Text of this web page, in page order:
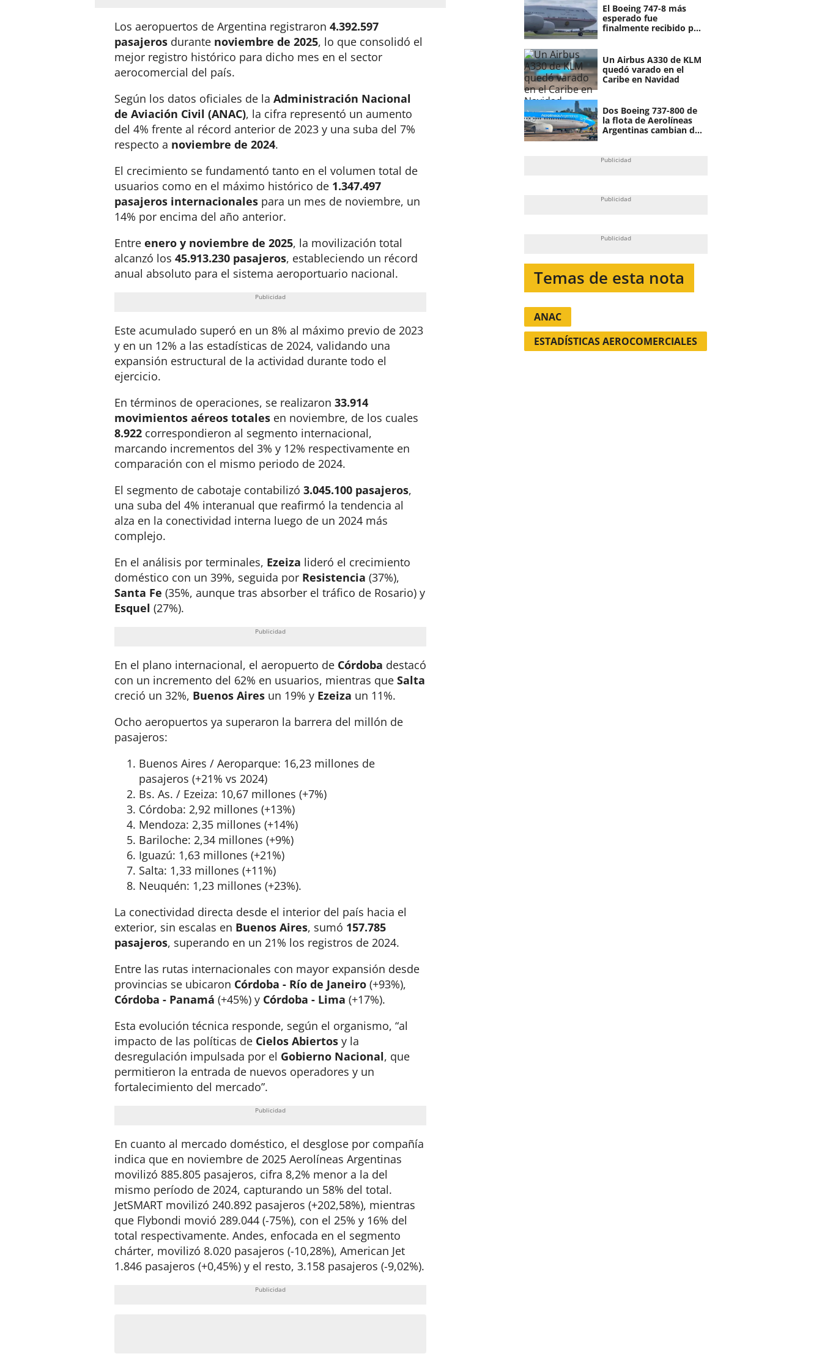
Los aeropuertos de Argentina registraron 4.392.597
pasajeros durante noviembre de 2025, lo que consolidó el
mejor registro histórico para dicho mes en el sector
aerocomercial del país.
Según los datos oficiales de la Administración Nacional
de Aviación Civil (ANAC), la cifra representó un aumento
del 4% frente al récord anterior de 2023 y una suba del 7%
respecto a noviembre de 2024.
El crecimiento se fundamentó tanto en el volumen total de
usuarios como en el máximo histórico de 1.347.497
pasajeros internacionales para un mes de noviembre, un
14% por encima del año anterior.
Entre enero y noviembre de 2025, la movilización total
alcanzó los 45.913.230 pasajeros, estableciendo un récord
anual absoluto para el sistema aeroportuario nacional.
Este acumulado superó en un 8% al máximo previo de 2023
y en un 12% a las estadísticas de 2024, validando una
expansión estructural de la actividad durante todo el
ejercicio.
En términos de operaciones, se realizaron 33.914
movimientos aéreos totales en noviembre, de los cuales
8.922 correspondieron al segmento internacional,
marcando incrementos del 3% y 12% respectivamente en
comparación con el mismo periodo de 2024.
El segmento de cabotaje contabilizó 3.045.100 pasajeros,
una suba del 4% interanual que reafirmó la tendencia al
alza en la conectividad interna luego de un 2024 más
complejo.
En el análisis por terminales, Ezeiza lideró el crecimiento
doméstico con un 39%, seguida por Resistencia (37%),
Santa Fe (35%, aunque tras absorber el tráfico de Rosario) y
Esquel (27%).
En el plano internacional, el aeropuerto de Córdoba destacó
con un incremento del 62% en usuarios, mientras que Salta
creció un 32%, Buenos Aires un 19% y Ezeiza un 11%.
Ocho aeropuertos ya superaron la barrera del millón de
pasajeros:
Buenos Aires / Aeroparque: 16,23 millones de
pasajeros (+21% vs 2024)
Bs. As. / Ezeiza: 10,67 millones (+7%)
Córdoba: 2,92 millones (+13%)
Mendoza: 2,35 millones (+14%)
Bariloche: 2,34 millones (+9%)
Iguazú: 1,63 millones (+21%)
Salta: 1,33 millones (+11%)
Neuquén: 1,23 millones (+23%).
La conectividad directa desde el interior del país hacia el
exterior, sin escalas en Buenos Aires, sumó 157.785
pasajeros, superando en un 21% los registros de 2024.
Entre las rutas internacionales con mayor expansión desde
provincias se ubicaron Córdoba - Río de Janeiro (+93%),
Córdoba - Panamá (+45%) y Córdoba - Lima (+17%).
Esta evolución técnica responde, según el organismo, “al
impacto de las políticas de Cielos Abiertos y la
desregulación impulsada por el Gobierno Nacional, que
permitieron la entrada de nuevos operadores y un
fortalecimiento del mercado”.
En cuanto al mercado doméstico, el desglose por compañía
indica que en noviembre de 2025 Aerolíneas Argentinas
movilizó 885.805 pasajeros, cifra 8,2% menor a la del
mismo período de 2024, capturando un 58% del total.
JetSMART movilizó 240.892 pasajeros (+202,58%), mientras
que Flybondi movió 289.044 (-75%), con el 25% y 16% del
total respectivamente. Andes, enfocada en el segmento
chárter, movilizó 8.020 pasajeros (-10,28%), American Jet
1.846 pasajeros (+0,45%) y el resto, 3.158 pasajeros (-9,02%).
El Boeing 747-8 más
esperado fue
finalmente recibido por
Un Airbus A330 de KLM
quedó varado en el
Caribe en Navidad
Dos Boeing 737-800 de
la flota de Aerolíneas
Argentinas cambian de
Temas de esta nota
ANAC
ESTADÍSTICAS AEROCOMERCIALES